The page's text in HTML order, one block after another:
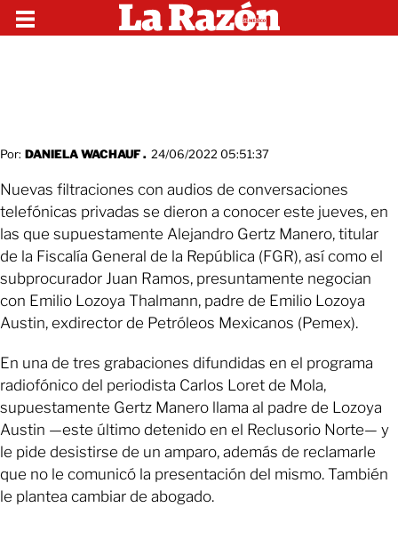
Por: DANIELA WACHAUF . 24/06/2022 05:51:37
Nuevas filtraciones con audios de conversaciones
telefónicas privadas se dieron a conocer este jueves, en
las que supuestamente Alejandro Gertz Manero, titular
de la Fiscalía General de la República (FGR), así como el
subprocurador Juan Ramos, presuntamente negocian
con Emilio Lozoya Thalmann, padre de Emilio Lozoya
Austin, exdirector de Petróleos Mexicanos (Pemex).
En una de tres grabaciones difundidas en el programa
radiofónico del periodista Carlos Loret de Mola,
supuestamente Gertz Manero llama al padre de Lozoya
Austin —este último detenido en el Reclusorio Norte— y
le pide desistirse de un amparo, además de reclamarle
que no le comunicó la presentación del mismo. También
le plantea cambiar de abogado.